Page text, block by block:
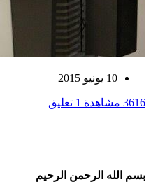
10 يونيو 2015
3616 مشاهدة 1 تعليق
بسم الله الرحمن الرحيم